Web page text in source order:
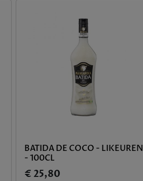
BATIDA DE COCO - LIKEUREN
- 100CL
€ 25,80